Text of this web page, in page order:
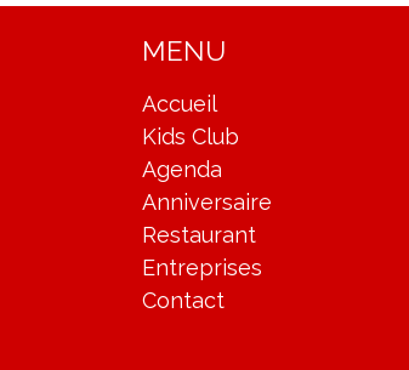
MENU
Accueil
Kids Club
Agenda
Anniversaire
Restaurant
Entreprises
Contact